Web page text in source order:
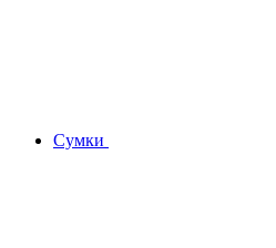
Сумки